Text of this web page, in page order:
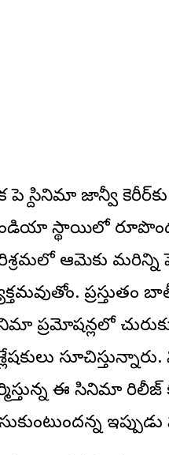
పెద్ది సినిమా జాన్వీ
స్థాయిలో
ఆమెకు
ప్రమోషన్లలో
ఈ సినిమా రిలీజ్